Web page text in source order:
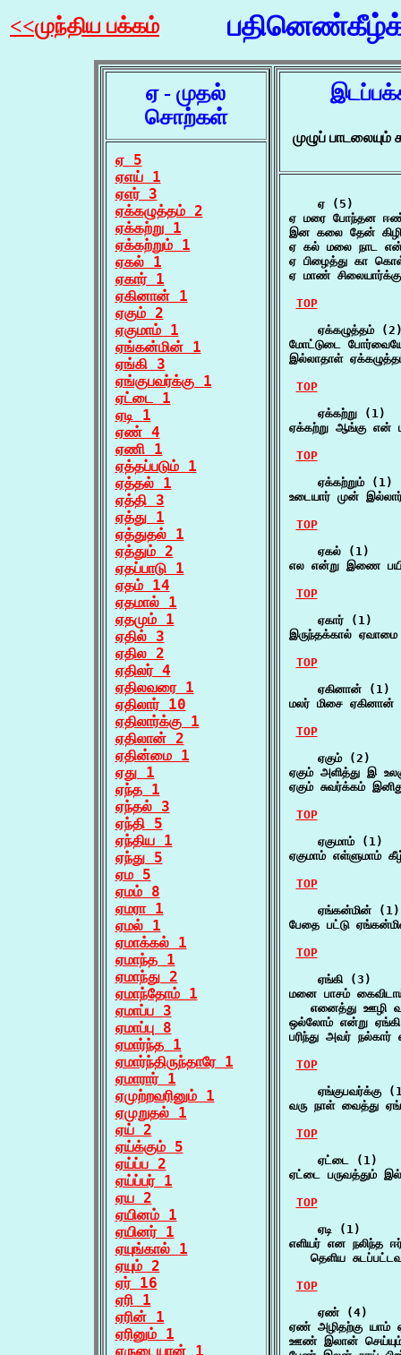
<<முந்திய பக்கம்
ஏ - முதல்
சொற்கள்
ஏ 5
ஏஎய் 1
ஏஎர் 3
ஏக்கழுத்தம் 2
ஏக்கற்று 1
ஏக்கற்றும் 1
ஏகல் 1
ஏகார் 1
ஏகினான் 1
ஏகும் 2
ஏகுமாம் 1
ஏங்கன்மின் 1
ஏங்கி 3
ஏங்குபவர்க்கு 1
ஏட்டை 1
ஏடி 1
ஏண் 4
ஏணி 1
ஏத்தப்படும் 1
ஏத்தல் 1
ஏத்தி 3
ஏத்து 1
ஏத்துதல் 1
ஏத்தும் 2
ஏதப்பாடு 1
ஏதம் 14
ஏதமால் 1
ஏதமும் 1
ஏதில் 3
ஏதில 2
ஏதிலர் 4
ஏதிலவரை 1
ஏதிலார் 10
ஏதிலார்க்கு 1
ஏதிலான் 2
ஏதின்மை 1
ஏது 1
ஏந்த 1
ஏந்தல் 3
ஏந்தி 5
ஏந்திய 1
ஏந்து 5
ஏம 5
ஏமம் 8
ஏமரா 1
ஏமல் 1
ஏமாக்கல் 1
ஏமாந்த 1
ஏமாந்து 2
ஏமாந்தோம் 1
ஏமாப்ப 3
ஏமாப்பு 8
ஏமார்ந்த 1
ஏமார்ந்திருந்தாரே 1
ஏமாரார் 1
ஏமுற்றவரினும் 1
ஏமுறுதல் 1
ஏய் 2
ஏய்க்கும் 5
ஏய்ப்ப 2
ஏய்ப்பர் 1
ஏய 2
ஏயினம் 1
ஏயினர் 1
ஏயுங்கால் 1
ஏயும் 2
ஏர் 16
ஏரி 1
ஏரின் 1
ஏரினும் 1
ஏருடையான் 1
முழுப்
    ஏ (5)
ஏ மரை போந்தன
இன கலை தேன்
ஏ கல் மலை நாட
ஏ பிழைத்து கா
ஏ மாண்
TOP
ஏக்கழுத்தம்
மோட்டுடை
இல்லாதாள்
TOP
    ஏக்கற்று (1)
ஏக்கற்று ஆங்கு என்
TOP
    ஏக்கற்றும் (1)
உடையார் முன்
TOP
    ஏகல் (1)
எல என்று இணை
TOP
    ஏகார் (1)
இருந்தக்கால்
TOP
    ஏகினான் (1)
மலர் மிசை
TOP
    ஏகும் (2)
ஏகும் அளித்து இ
ஏகும் சுவர்க்கம்
TOP
    ஏகுமாம் (1)
ஏகுமாம் எள்ளுமாம்
TOP
    ஏங்கன்மின் (1)
பேதை பட்டு
TOP
    ஏங்கி (3)
மனை பாசம்
எனைத்து ஊழி
ஒல்லோம் என்று
பரிந்து அவர் நல்கார்
TOP
ஏங்குபவர்க்கு
வரு நாள் வைத்து
TOP
    ஏட்டை (1)
ஏட்டை பருவத்தும்
TOP
    ஏடி (1)
எளியர் என நலிந்த
தெளிய
TOP
    ஏண் (4)
ஏண் அழிதற்கு யாம்
ஊண் இலான்